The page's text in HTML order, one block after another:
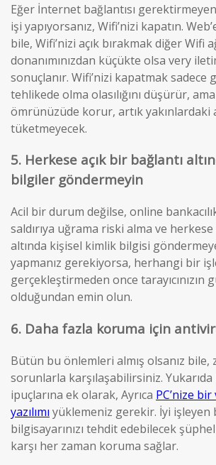
Eğer İnternet bağlantısı
işi yapıyorsanız, Wifi’nizi kapatın.
bile, Wifi’nizi açık bırakmak diğer Wifi
donanımınızdan küçükte olsa very
sonuçlanır. Wifi’nizi kapatmak sadece
tehlikede olma olasılığını düşürür,
ömrünüzüde korur, artık yakınlardaki
tüketmeyecek.
5. Herkese açık bir bağlantı
bilgiler göndermeyin
Acil bir durum değilse, online
saldırıya uğrama riski alma ve herkese
altında kişisel kimlik bilgisi
yapmanız gerekiyorsa, herhangi bir
gerçekleştirmeden once tarayıcınızın
olduğundan emin olun.
6. Daha fazla koruma için
Bütün bu önlemleri almış olsanız bile,
sorunlarla karşılaşabilirsiniz.
ipuçlarına ek olarak, Ayrıca PC’nize
yazılımı yüklemeniz gerekir. İyi işleyen
bilgisayarınızı tehdit edebilecek
karşı her zaman koruma sağlar.